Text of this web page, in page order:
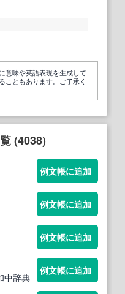
意味や英語表現を生成して
こともあります。ご了承く
(4038)
例文帳に追加
例文帳に追加
例文帳に追加
中辞典
例文帳に追加